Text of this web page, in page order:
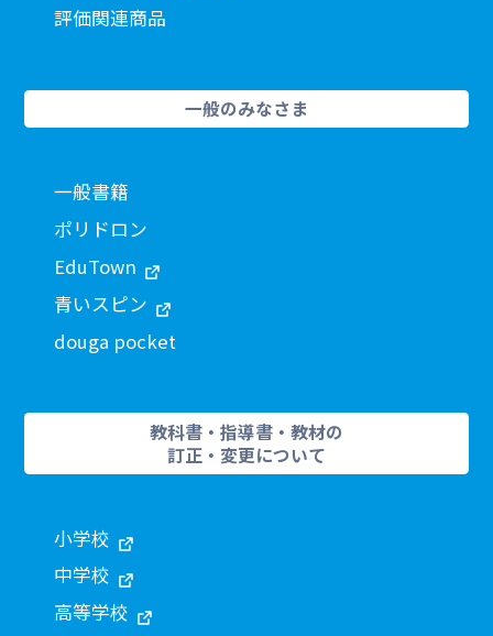
評価関連商品
一般のみなさま
一般書籍
ポリドロン
EduTown
青いスピン
douga pocket
教科書・指導書・教材の
訂正・変更について
小学校
中学校
高等学校